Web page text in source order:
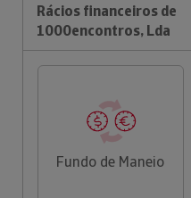
Rácios financeiros de
1000encontros, Lda
Fundo de Maneio